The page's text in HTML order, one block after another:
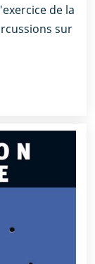
de la
sur